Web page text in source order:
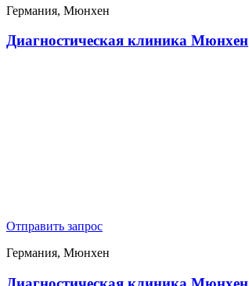
Германия, Мюнхен
Диагностическая клиника Мюнхен
Отправить запрос
Германия, Мюнхен